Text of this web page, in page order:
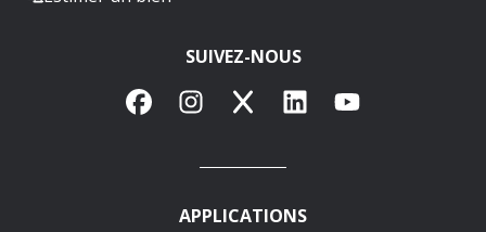
SUIVEZ-NOUS
FacebookInstagram
X LinkedInYouTube
APPLICATIONS